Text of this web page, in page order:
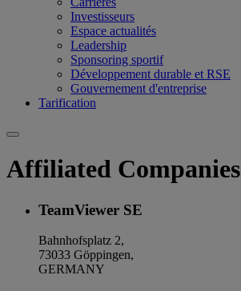
Investisseurs
Espace actualités
Leadership
Sponsoring sportif
Développement durable et RSE
Gouvernement d'entreprise
Tarification
Affiliated Companies
TeamViewer SE
Bahnhofsplatz 2,
73033 Göppingen,
GERMANY